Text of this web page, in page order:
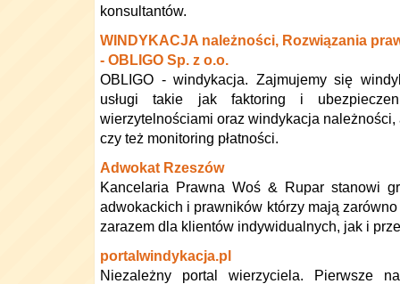
konsultantów.
WINDYKACJA należności, Rozwiązania
- OBLIGO Sp. z o.o.
OBLIGO - windykacja. Zajmujemy się
usługi takie jak faktoring i
wierzytelnościami oraz windykacja
czy też monitoring płatności.
Adwokat Rzeszów
Kancelaria Prawna Woś & Rupar stanowi
adwokackich i prawników którzy mają
zarazem dla klientów indywidualnych, jak i
portalwindykacja.pl
Niezależny portal wierzyciela. Pierwsze